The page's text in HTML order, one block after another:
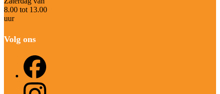
8.00 tot 13.00
uur
Volg ons
Instagram